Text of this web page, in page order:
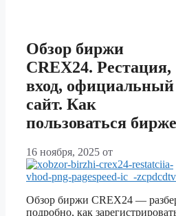
Обзор биржи
CREX24. Рестация,
вход, официальный
сайт. Как
пользоваться
16 ноября, 2025 от
Обзор биржи CREX24 —
подробно, как